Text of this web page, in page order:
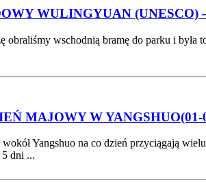
WULINGYUAN (UNESCO)
obraliśmy wschodnią bramę do parku i
MAJOWY W YANGSHUO(01-
Yangshuo na co dzień przyciągają
5 dni ...